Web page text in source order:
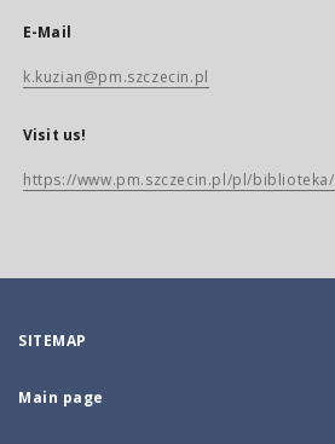
E-Mail
k.kuzian@pm.szczecin.pl
Visit us!
https://www.pm.szczecin.pl/pl/biblioteka/
SITEMAP
Main page